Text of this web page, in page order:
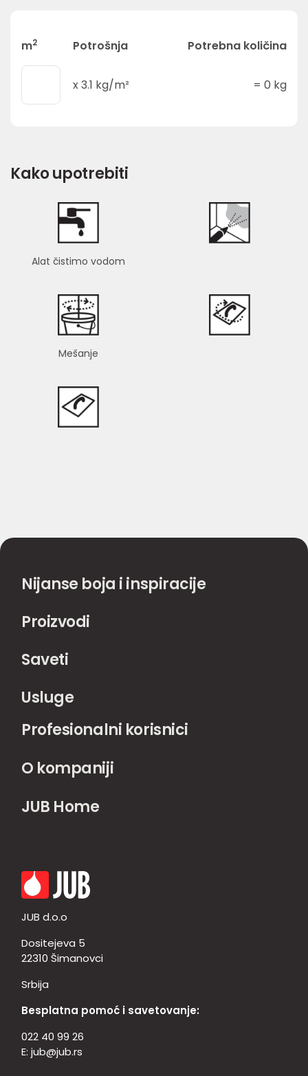
m2 Potrošnja Potrebna količina
x3.1 kg/m² = 0 kg
Kako upotrebiti
Alat čistimo vodom
Mešanje
Nijanse boja i inspiracije
Proizvodi
Saveti
Usluge
Profesionalni korisnici
O kompaniji
JUB Home
JUB d.o.o
Dositejeva 5
22310 Šimanovci
Srbija
Besplatna pomoć i savetovanje:
022 40 99 26
E: jub@jub.rs